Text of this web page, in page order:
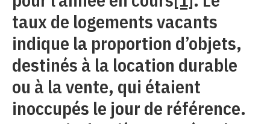
taux de logements vacants
indique la proportion d’objets,
destinés à la location durable
ou à la vente, qui étaient
inoccupés le jour de référence.